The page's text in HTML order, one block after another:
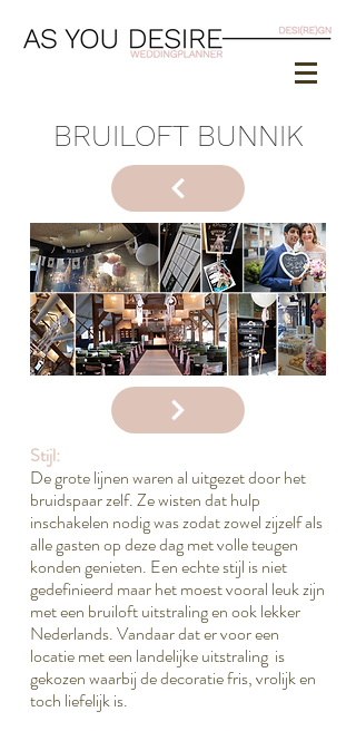
BRUILOFT BUNNIK
Stijl:
De grote lijnen waren al uitgezet door het
bruidspaar zelf. Ze wisten dat hulp
inschakelen nodig was zodat zowel zijzelf als
alle gasten op deze dag met volle teugen
konden genieten. Een echte stijl is niet
gedefinieerd maar het moest vooral leuk zijn
met een bruiloft uitstraling en ook lekker
Nederlands. Vandaar dat er voor een
locatie met een landelijke uitstraling is
gekozen waarbij de decoratie fris, vrolijk en
toch liefelijk is.